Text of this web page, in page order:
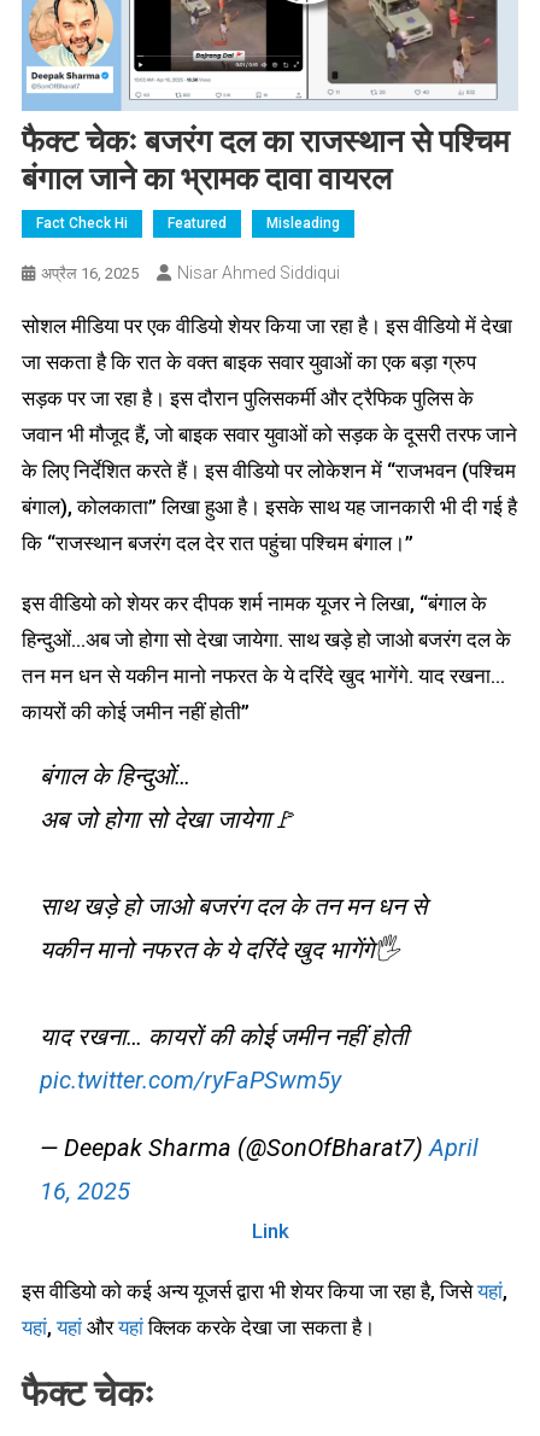
फैक्ट चेकः बजरंग दल का राजस्थान से पश्चिम
बंगाल जाने का भ्रामक दावा वायरल
Fact Check Hi Featured Misleading
अप्रैल 16, 2025 Nisar Ahmed Siddiqui
सोशल मीडिया पर एक वीडियो शेयर किया जा रहा है। इस वीडियो में देखा
जा सकता है कि रात के वक्त बाइक सवार युवाओं का एक बड़ा ग्रुप
सड़क पर जा रहा है। इस दौरान पुलिसकर्मी और ट्रैफिक पुलिस के
जवान भी मौजूद हैं, जो बाइक सवार युवाओं को सड़क के दूसरी तरफ जाने
के लिए निर्देशित करते हैं। इस वीडियो पर लोकेशन में “राजभवन (पश्चिम
बंगाल), कोलकाता” लिखा हुआ है। इसके साथ यह जानकारी भी दी गई है
कि “राजस्थान बजरंग दल देर रात पहुंचा पश्चिम बंगाल।”
इस वीडियो को शेयर कर दीपक शर्म नामक यूजर ने लिखा, “बंगाल के
हिन्दुओं…अब जो होगा सो देखा जायेगा. साथ खड़े हो जाओ बजरंग दल के
तन मन धन से यकीन मानो नफरत के ये दरिंदे खुद भागेंगे. याद रखना…
कायरों की कोई जमीन नहीं होती”
बंगाल के हिन्दुओं…
अब जो होगा सो देखा जायेगा🚩
साथ खड़े हो जाओ बजरंग दल के तन मन धन से
यकीन मानो नफरत के ये दरिंदे खुद भागेंगे🖐️
याद रखना… कायरों की कोई जमीन नहीं होती
pic.twitter.com/ryFaPSwm5y
— Deepak Sharma (@SonOfBharat7) April
16, 2025
Link
इस वीडियो को कई अन्य यूजर्स द्वारा भी शेयर किया जा रहा है, जिसेयहां,
यहां,यहांऔरयहांक्लिक करके देखा जा सकता है।
फैक्ट चेकः